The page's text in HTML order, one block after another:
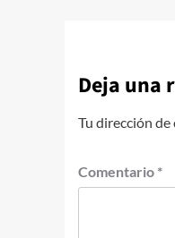
Deja una
Tu dirección
Comentario *